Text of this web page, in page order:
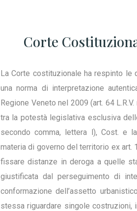
Corte
La Corte costituzionale ha respinto
una norma di interpretazione
Regione Veneto nel 2009 (art. 64
tra la potestà legislativa esclusiva
secondo comma, lettera l), Cost. e
materia di governo del territorio ex art.
fissare distanze in deroga a quelle
giustificata dal perseguimento di
conformazione dell’assetto
stessa riguardare singole costruzioni,